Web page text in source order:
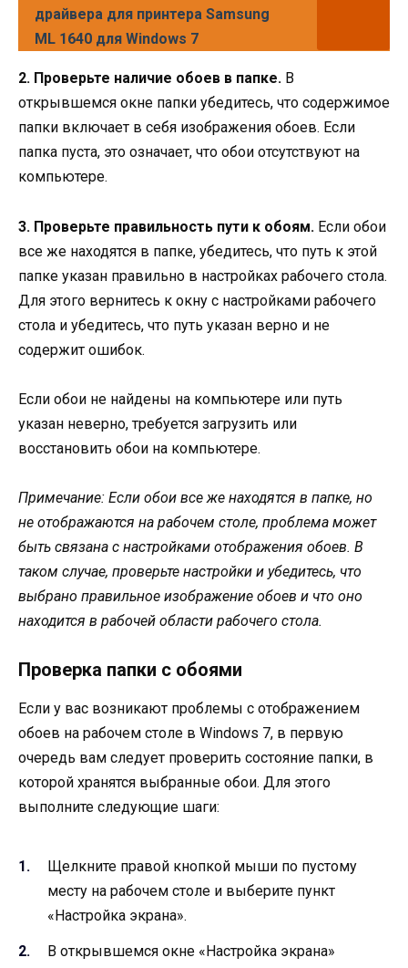
драйвера для принтера Samsung
ML 1640 для Windows 7
2. Проверьте наличие обоев в папке. В
открывшемся окне папки убедитесь, что содержимое
папки включает в себя изображения обоев. Если
папка пуста, это означает, что обои отсутствуют на
компьютере.
3. Проверьте правильность пути к обоям. Если обои
все же находятся в папке, убедитесь, что путь к этой
папке указан правильно в настройках рабочего стола.
Для этого вернитесь к окну с настройками рабочего
стола и убедитесь, что путь указан верно и не
содержит ошибок.
Если обои не найдены на компьютере или путь
указан неверно, требуется загрузить или
восстановить обои на компьютере.
Примечание: Если обои все же находятся в папке, но
не отображаются на рабочем столе, проблема может
быть связана с настройками отображения обоев. В
таком случае, проверьте настройки и убедитесь, что
выбрано правильное изображение обоев и что оно
находится в рабочей области рабочего стола.
Проверка папки с обоями
Если у вас возникают проблемы с отображением
обоев на рабочем столе в Windows 7, в первую
очередь вам следует проверить состояние папки, в
которой хранятся выбранные обои. Для этого
выполните следующие шаги:
Щелкните правой кнопкой мыши по пустому
месту на рабочем столе и выберите пункт
«Настройка экрана».
В открывшемся окне «Настройка экрана»